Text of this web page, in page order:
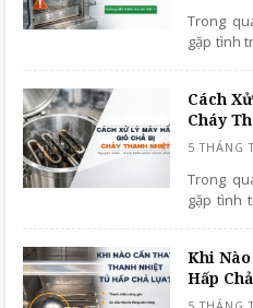
Trong
gặp tình
không
kiểm tra
Cách
Cháy
Trong
gặp tình
Khi
Hấp